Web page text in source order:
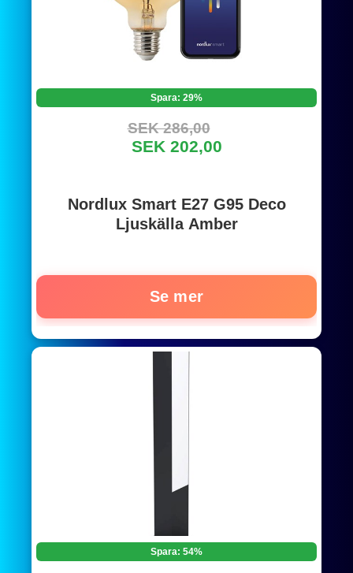
Spara: 29%
SEK 286,00
SEK 202,00
Nordlux Smart E27 G95 Deco
Ljuskälla Amber
Se mer
Spara: 54%